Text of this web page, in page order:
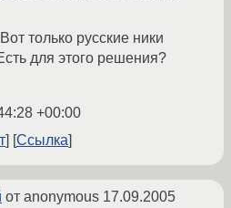
только русские ники
для этого решения?
+00:00
Ссылка
от anonymous 17.09.2005